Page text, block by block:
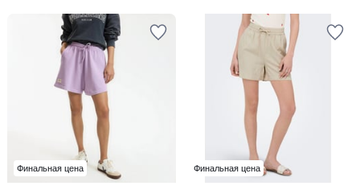
Финальная цена Финальная цена